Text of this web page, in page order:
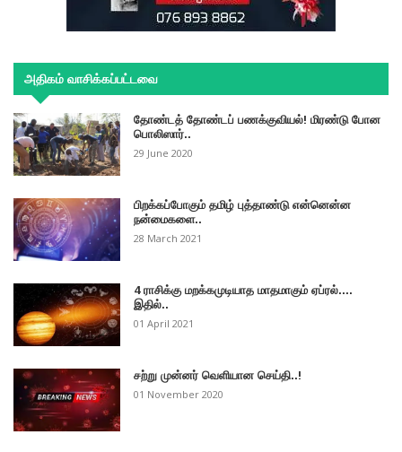
அதிகம் வாசிக்கப்பட்டவை
தோண்டத் தோண்டப் பணக்குவியல்! மிரண்டு போன
பொலிஸார்..
29 June 2020
பிறக்கப்போகும் தமிழ் புத்தாண்டு என்னென்ன
நன்மைகளை..
28 March 2021
4 ராசிக்கு மறக்கமுடியாத மாதமாகும் ஏப்ரல்....
இதில்..
01 April 2021
சற்று முன்னர் வெளியான செய்தி..!
01 November 2020